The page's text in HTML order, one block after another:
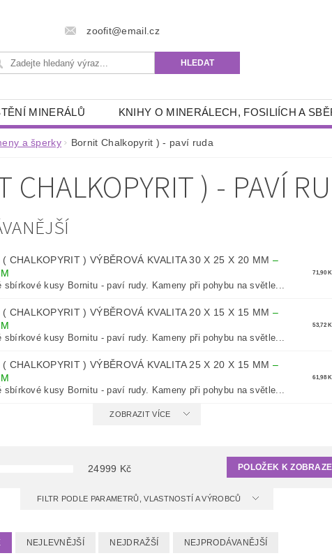
zoofit@email.cz
MINERÁLŮ KNIHY O MINERÁLECH, FOSILIÍCH A
RÝŽOVÁNÍ ZLATA A GRANÁTŮ
POTŘEBY AKVA -TERA POTŘEBY NÁDOBY S
KNIHY
a šperky Bornit Chalkopyrit ) - paví ruda
CHALKOPYRIT ) - PAVÍ
( CHALKOPYRIT ) VÝBĚROVÁ KVALITA 30 X 25 X 20 MM –
sbírkové kusy Bornitu - paví rudy. Kameny při pohybu na světle...
71,90
( CHALKOPYRIT ) VÝBĚROVÁ KVALITA 20 X 15 X 15 MM –
sbírkové kusy Bornitu - paví rudy. Kameny při pohybu na světle...
53,72
( CHALKOPYRIT ) VÝBĚROVÁ KVALITA 25 X 20 X 15 MM –
sbírkové kusy Bornitu - paví rudy. Kameny při pohybu na světle...
61,98
ZOBRAZIT VÍCE
24999 Kč POLOŽEK K
FILTR PODLE PARAMETRŮ, VLASTNOSTÍ A VÝROBCŮ
NEJLEVNĚJŠÍ NEJDRAŽŠÍ NEJPRODÁVANĚJŠÍ